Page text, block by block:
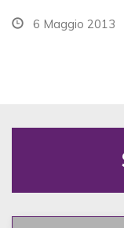
6 Maggio 2013